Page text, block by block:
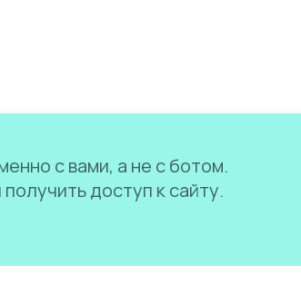
с вами, а не с ботом.
доступ к сайту.